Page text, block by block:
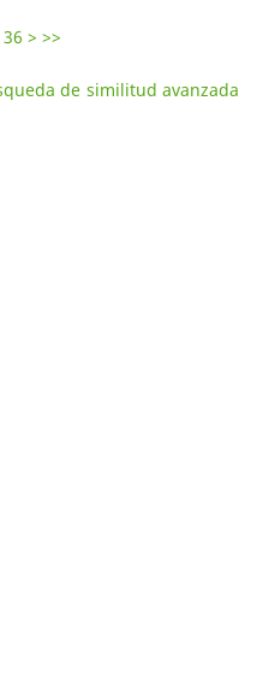
36 > >>
de similitud avanzada